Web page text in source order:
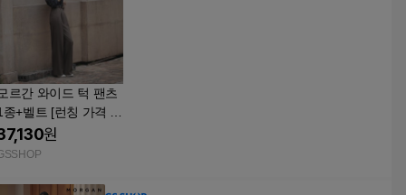
르간 와이드 턱 팬츠
종+벨트 [런칭 가격 7
원] TV상품
원